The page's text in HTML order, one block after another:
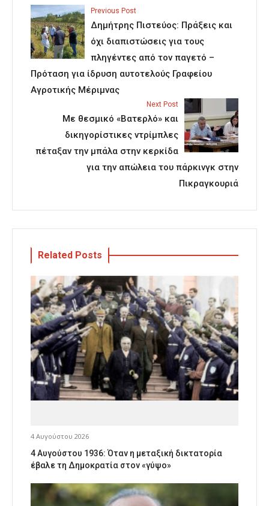
Previous Post
Δημήτρης Πιστεύος: Πράξεις και
όχι διαπιστώσεις για τους
πληγέντες από τον παγετό –
Πρόταση για ίδρυση αυτοτελούς Γραφείου
Αγροτικής Μέριμνας
Next Post
Με θεσμικό «Βατερλό» και
δικηγορίστικες ντρίμπλες
πέταξαν την μπάλα στην κερκίδα
για την απώλεια του πάρκινγκ στην
Πικραγκουριά
Related Posts
4 Αυγούστου 2026
4 Αυγούστου 1936: Όταν η μεταξική δικτατορία
έβαλε τη Δημοκρατία στον «γύψο»